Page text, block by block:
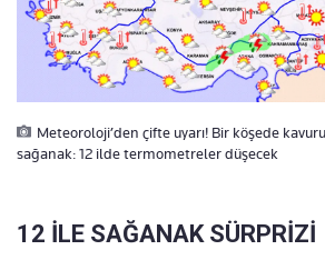
Meteoroloji’den çifte uyarı! Bir köşede
sağanak: 12 ilde termometreler düşecek
12 İLE SAĞANAK SÜRPRİZİ